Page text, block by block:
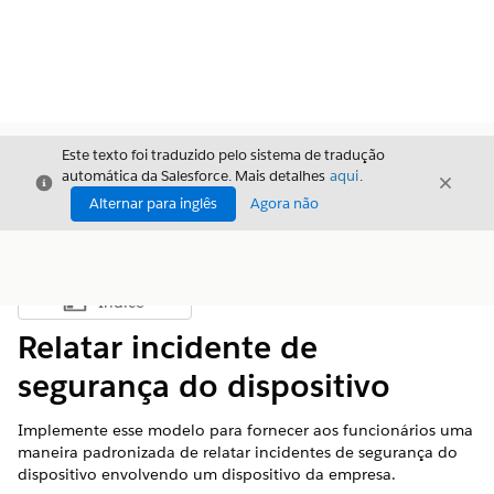
Fechar
Este texto foi traduzido pelo sistema de tradução
automática da Salesforce. Mais detalhes aqui.
Alternar para inglês
Agora não
Fechar
Mostrar índice
Índice
Relatar incidente de
segurança do dispositivo
Implemente esse modelo para fornecer aos funcionários uma
maneira padronizada de relatar incidentes de segurança do
dispositivo envolvendo um dispositivo da empresa.